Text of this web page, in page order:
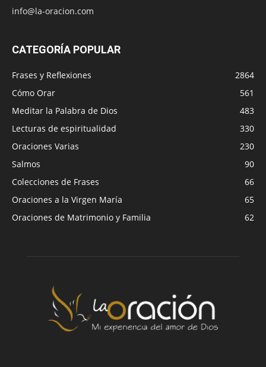
info@la-oracion.com
CATEGORÍA POPULAR
Frases y Reflexiones
2864
Cómo Orar
561
Meditar la Palabra de Dios
483
Lecturas de espiritualidad
330
Oraciones Varias
230
Salmos
90
Colecciones de Frases
66
Oraciones a la Virgen María
65
Oraciones de Matrimonio y Familia
62